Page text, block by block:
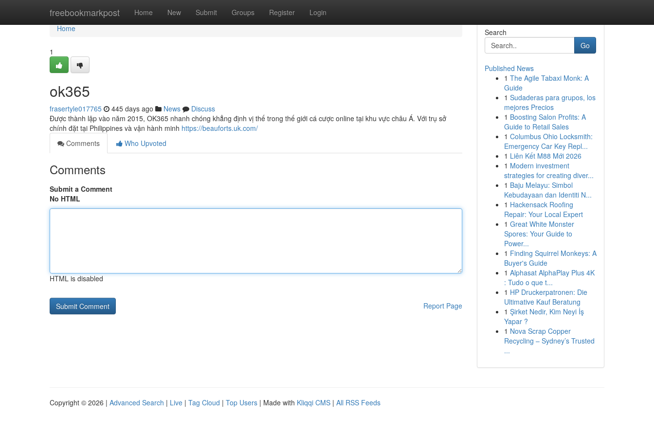
freebookmarkpost Home New Submit Groups Register Login
Home
Home
1
ok365
frasertyle017765 445 days ago News
Discuss
Được thành lập vào năm 2015, OK365 nhanh chóng khẳng định vị thế trong thế giới cá cược online tại khu vực châu Á. Với trụ sở
chính đặt tại Philippines và vận hành minh https://beauforts.uk.com/
Comments
Who Upvoted
Comments
Submit a Comment
No HTML
HTML is disabled
Report Page
Search
Go
Published News
1 The Agile Tabaxi Monk: A
Guide
1 Sudaderas para grupos, los
mejores Precios
1 Boosting Salon Profits: A
Guide to Retail Sales
1 Columbus Ohio Locksmith:
Emergency Car Key Repl...
1 Liên Kết M88 Mới 2026
1 Modern investment
strategies for creating diver...
1 Baju Melayu: Simbol
Kebudayaan dan Identiti N...
1 Hackensack Roofing
Repair: Your Local Expert
1 Great White Monster
Spores: Your Guide to
Power...
1 Finding Squirrel Monkeys: A
Buyer's Guide
1 Alphasat AlphaPlay Plus 4K
: Tudo o que t...
1 HP Druckerpatronen: Die
Ultimative Kauf Beratung
1 Şirket Nedir, Kim Neyi İş
Yapar ?
1 Nova Scrap Copper
Recycling – Sydney’s Trusted
...
Copyright © 2026 | Advanced Search | Live | Tag Cloud | Top Users | Made with Kliqqi CMS | All RSS Feeds